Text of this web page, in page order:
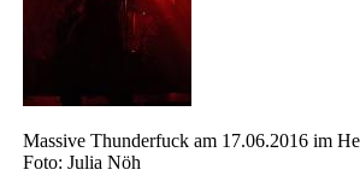
Massive Thunderfuck am 17.06.2016 im
Foto: Julia Nöh